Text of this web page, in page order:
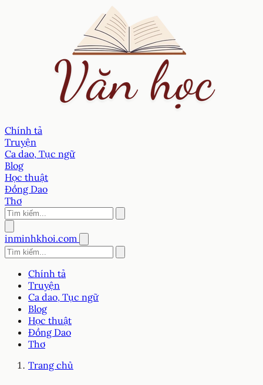
Chính tả
Truyện
Ca dao, Tục ngữ
Blog
Học thuật
Đồng Dao
Thơ
inminhkhoi.com
Chính tả
Truyện
Ca dao, Tục ngữ
Blog
Học thuật
Đồng Dao
Thơ
Trang chủ